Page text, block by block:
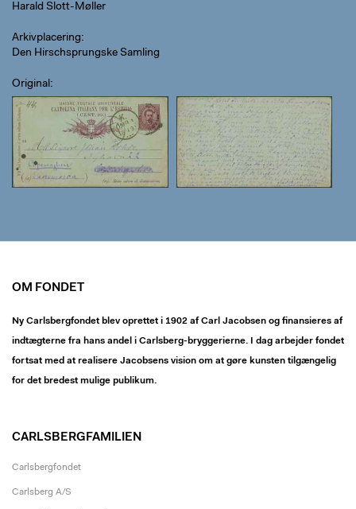
Harald Slott-Møller
Arkivplacering
Den Hirschsprungske Samling
Original
OM FONDET
Ny Carlsbergfondet blev oprettet i 1902 af Carl Jacobsen og finansieres af
indtægterne fra hans andel i Carlsberg-bryggerierne. I dag arbejder fondet
fortsat med at realisere Jacobsens vision om at gøre kunsten tilgængelig
for det bredest mulige publikum.
CARLSBERGFAMILIEN
Carlsbergfondet
Carlsberg A/S